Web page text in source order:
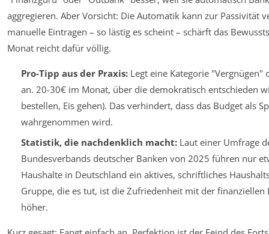
aggregieren. Aber Vorsicht: Die Automatik kann zur Passivität
manuelle Eintragen – so lästig es scheint – schärft das
Monat reicht dafür völlig.
Pro-Tipp aus der Praxis:Legt eine Kategorie "Vergnügen"
an. 20-30€ im Monat, über die demokratisch entschieden
bestellen, Eis gehen). Das verhindert, dass das Budget als
wahrgenommen wird.
Statistik, die nachdenklich macht:Laut einer Umfrage
Bundesverbands deutscher Banken von 2025 führen nur
Haushalte in Deutschland ein aktives, schriftliches
Gruppe, die es tut, ist die Zufriedenheit mit der finanziellen
höher.